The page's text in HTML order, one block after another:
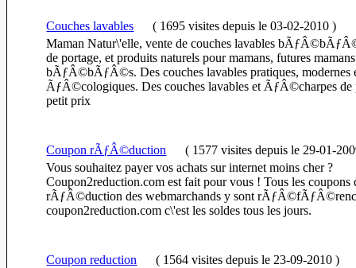
Couches lavables ( 1695 visitesdepuis le 03-02-2010 )
Maman Natur\'elle, vente de couches lavables
de portage, et produits naturels pour mamans, futures
bÃƒÂ©bÃƒÂ©s. Des couches lavables pratiques, modernes
ÃƒÂ©cologiques. Des couches lavables et ÃƒÂ©charpes
petit prix
Coupon rÃƒÂ©duction ( 1577 visitesdepuis le 29-01-
Vous souhaitez payer vos achats sur internet moins cher ?
Coupon2reduction.com est fait pour vous ! Tous les coupons
rÃƒÂ©duction des webmarchands y sont
coupon2reduction.com c\'est les soldes tous les jours.
Coupon reduction ( 1564 visitesdepuis le 23-09-2010 )